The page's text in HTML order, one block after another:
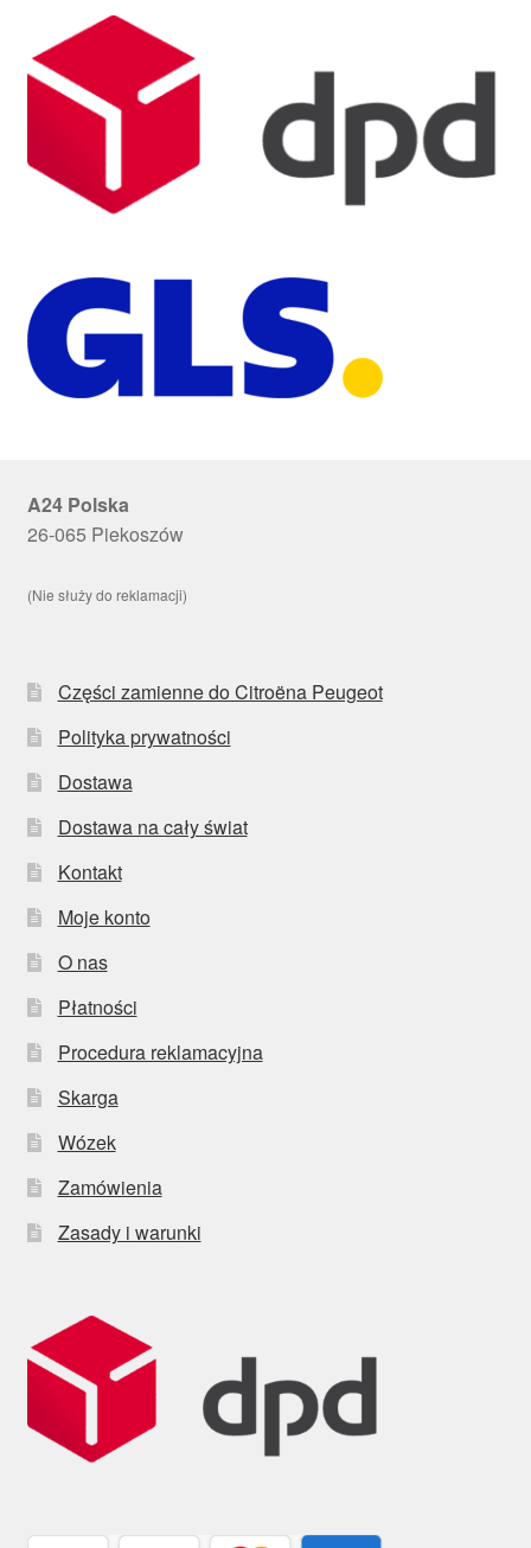
A24 Polska
26-065 Piekoszów
(Nie służy do reklamacji)
Części zamienne do Citroëna Peugeot
Polityka prywatności
Dostawa
Dostawa na cały świat
Kontakt
Moje konto
O nas
Płatności
Procedura reklamacyjna
Skarga
Wózek
Zamówienia
Zasady i warunki